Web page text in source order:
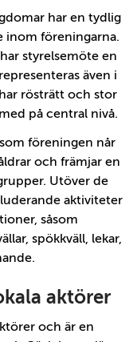
har en tydlig
inom föreningarna.
styrelsemöte en
även i
rösträtt och stor
på central nivå.
föreningen når
och främjar en
Utöver de
aktiviteter
såsom
spökkväll, lekar,
aktörer
och är en